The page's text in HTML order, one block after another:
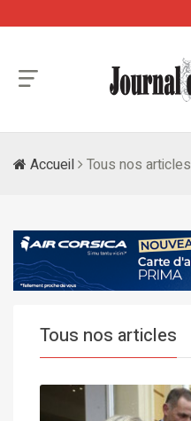
Accueil Tous nos articles
Tous nos articles